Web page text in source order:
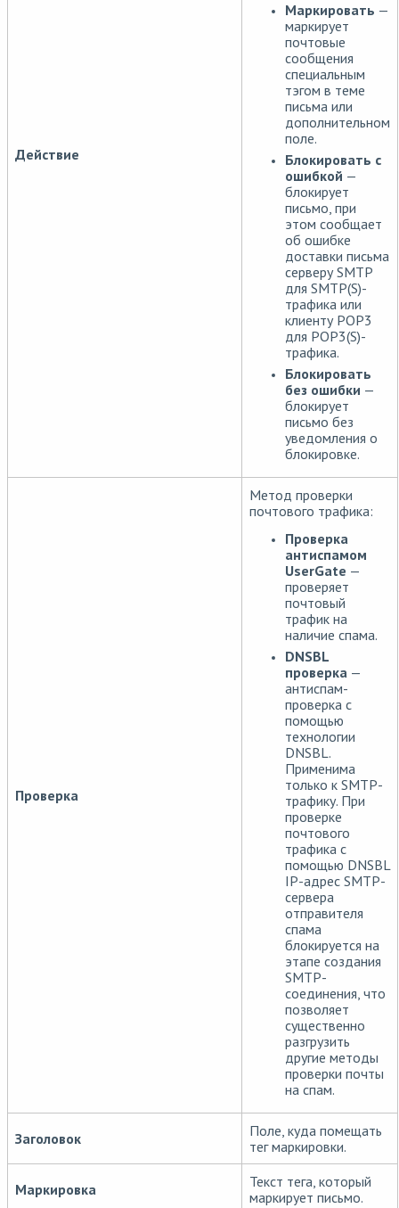
Действие
Маркировать —
маркирует
почтовые
сообщения
специальным
тэгом в теме
письма или
дополнительном
поле.
Блокировать с
ошибкой —
блокирует
письмо, при
этом сообщает
об ошибке
доставки письма
серверу SMTP
для SMTP(S)-
трафика или
клиенту POP3
для POP3(S)-
трафика.
Блокировать
без ошибки —
блокирует
письмо без
уведомления о
блокировке.
Проверка
Метод проверки
почтового трафика:
Проверка
антиспамом
UserGate —
проверяет
почтовый
трафик на
наличие спама.
DNSBL
проверка —
антиспам-
проверка с
помощью
технологии
DNSBL.
Применима
только к SMTP-
трафику. При
проверке
почтового
трафика с
помощью DNSBL
IP-адрес SMTP-
сервера
отправителя
спама
блокируется на
этапе создания
SMTP-
соединения, что
позволяет
существенно
разгрузить
другие методы
проверки почты
на спам.
Заголовок
Поле, куда помещать
тег маркировки.
Маркировка
Текст тега, который
маркирует письмо.